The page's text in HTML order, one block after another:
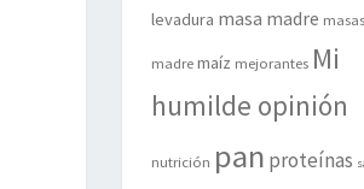
levadura masa madre masas
madre maíz mejorantes Mi
humilde opinión
nutrición pan proteínas